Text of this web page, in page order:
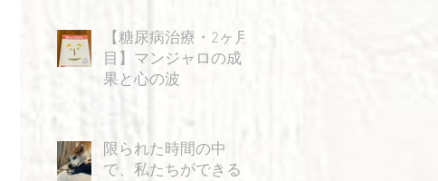
【糖尿病治療・2ヶ月
目】マンジャロの成
果と心の波
限られた時間の中
で、私たちができる